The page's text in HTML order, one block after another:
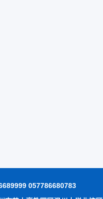
057786680783